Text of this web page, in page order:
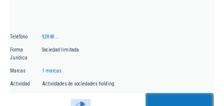
Teléfono 92848...
Forma
Jurídica
Sociedad limitada
Marcas 1 marcas
Actividad Actividades de sociedades holding